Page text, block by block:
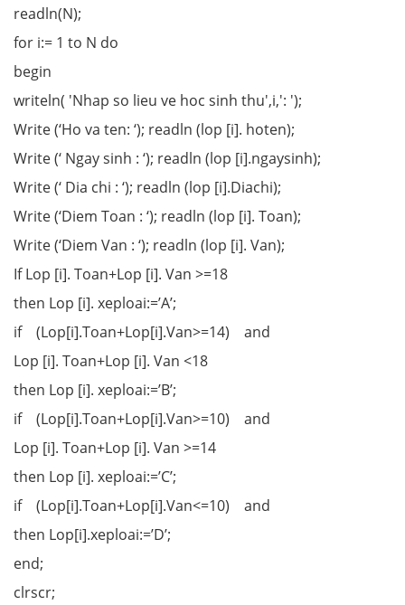
readln(N);
for i:= 1 to N do
begin
writeln( 'Nhap so lieu ve hoc sinh thu',i,': ');
Write (‘Ho va ten: ‘); readln (lop [i]. hoten);
Write (‘ Ngay sinh : ‘); readln (lop [i].ngaysinh);
Write (‘ Dia chi : ‘); readln (lop [i].Diachi);
Write (‘Diem Toan : ‘); readln (lop [i]. Toan);
Write (‘Diem Van : ‘); readln (lop [i]. Van);
If Lop [i]. Toan+Lop [i]. Van >=18
then Lop [i]. xeploai:=’A’;
if (Lop[i].Toan+Lop[i].Van>=14) and
Lop [i]. Toan+Lop [i]. Van <18
then Lop [i]. xeploai:=’B’;
if (Lop[i].Toan+Lop[i].Van>=10) and
Lop [i]. Toan+Lop [i]. Van >=14
then Lop [i]. xeploai:=’C’;
if (Lop[i].Toan+Lop[i].Van<=10) and
then Lop[i].xeploai:=’D’;
end;
clrscr;